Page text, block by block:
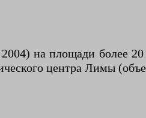
на площади более
центра Лимы